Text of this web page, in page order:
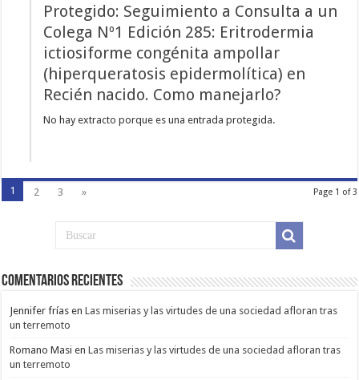
Protegido: Seguimiento a Consulta a un
Colega Nº1 Edición 285: Eritrodermia
ictiosiforme congénita ampollar
(hiperqueratosis epidermolítica) en
Recién nacido. Como manejarlo?
No hay extracto porque es una entrada protegida.
Page 1 of 3
1 2 3 »
Comentarios Recientes
Jennifer frías enLas miserias y las virtudes de una sociedad afloran tras
un terremoto
Romano Masi enLas miserias y las virtudes de una sociedad afloran tras
un terremoto